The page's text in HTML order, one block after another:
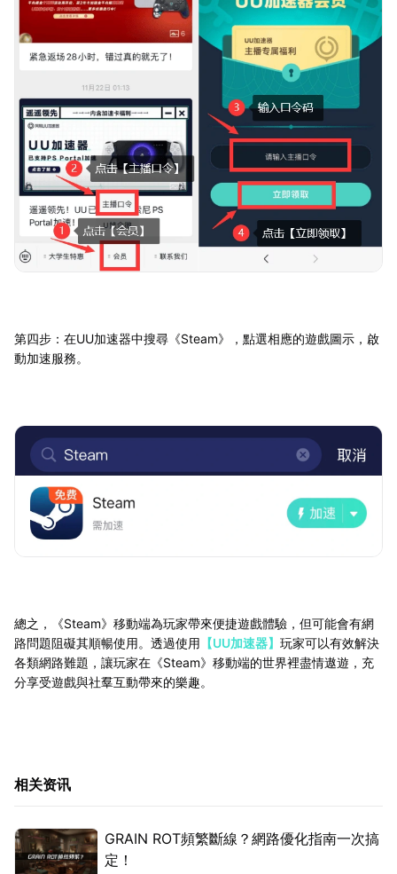
第四步：在UU加速器中搜尋《Steam》，點選相應的遊戲圖示，啟
動加速服務。
總之，《Steam》移動端為玩家帶來便捷遊戲體驗，但可能會有網
路問題阻礙其順暢使用。透過使用
【UU加速器】 玩家可以有效解決
各類網路難題，讓玩家在《Steam》移動端的世界裡盡情遨遊，充
分享受遊戲與社羣互動帶來的樂趣。
相关资讯
GRAIN ROT頻繁斷線？網路優化指南一次搞
定！